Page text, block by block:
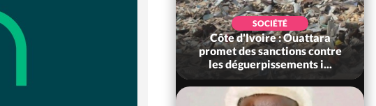
Côte d'Ivoire : Après le pari
réussi du 66e anniversaire,
SOCIÉTÉ
Côte d'Ivoire : Ouattara
promet des sanctions contre
les déguerpissements i...